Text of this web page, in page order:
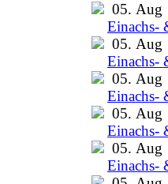
05. Aug
Einachs-
05. Aug
Einachs-
05. Aug
Einachs-
05. Aug
Einachs-
05. Aug
Einachs-